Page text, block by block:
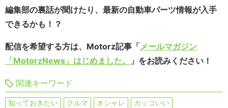
編集部の裏話が聞けたり、最新の自動車パーツ情報が入手
できるかも！？
配信を希望する方は、Motorz記事「メールマガジン
「MotorzNews」はじめました。
」をお読みください！
関連キーワード
知っておきたい クルマ オシャレ カッコいい